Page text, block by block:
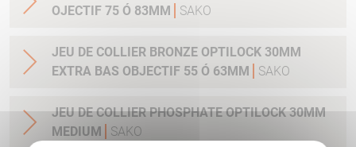
OJECTIF 75 Ó 83MM SAKO
JEU DE COLLIER BRONZE OPTILOCK 30MM
EXTRA BAS OBJECTIF 55 Ó 63MM
SAKO
JEU DE COLLIER PHOSPHATE OPTILOCK 30MM
MEDIUM
SAKO